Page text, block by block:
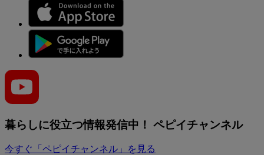
暮らしに役立つ情報発信中！ ペピイチャンネル
今すぐ「ペピイチャンネル」を見る